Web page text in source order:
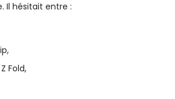
Il hésitait entre :
Fold,